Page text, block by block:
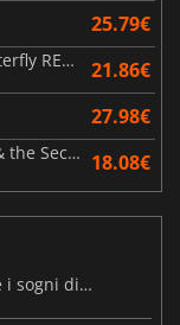
25.79€
FATAL FRAME 2 Crimson Butterfly REMAKE 21.86€
27.98€
Atelier Ryza 2 Lost Legends & the Secret Fairy DX 18.08€
Steam Frame: il prezzo trapelato spegne i sogni di un VR economico